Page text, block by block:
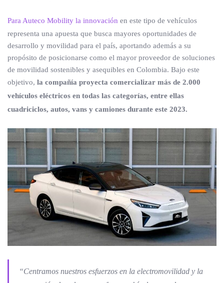
Para Auteco Mobility la innovación en este tipo de vehículos
representa una apuesta que busca mayores oportunidades de
desarrollo y movilidad para el país, aportando además a su
propósito de posicionarse como el mayor proveedor de soluciones
de movilidad sostenibles y asequibles en Colombia. Bajo este
objetivo, la compañía proyecta comercializar más de 2.000
vehículos eléctricos en todas las categorías, entre ellas
cuadriciclos, autos, vans y camiones durante este 2023.
“Centramos nuestros esfuerzos en la electromovilidad y la